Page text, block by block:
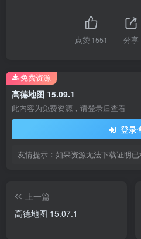
点赞1551 分享
高德地图 15.09.1
此内容为免费资源，请登录后查看
登录
友情提示：如果资源无法下载证明
免费资源
上一篇
高德地图 15.07.1